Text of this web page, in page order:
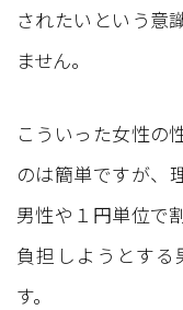
されたいという意
ません。
こういった女性の
のは簡単ですが、
男性や１円単位で
負担しようとす
す。